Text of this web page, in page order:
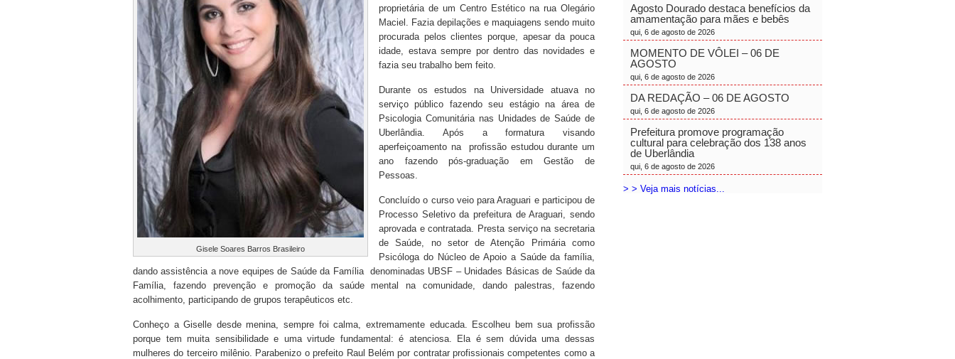
Gisele Soares Barros Brasileiro
proprietária de um Centro Estético na rua Olegário
Maciel. Fazia depilações e maquiagens sendo muito
procurada pelos clientes porque, apesar da pouca
idade, estava sempre por dentro das novidades e
fazia seu trabalho bem feito.
Durante os estudos na Universidade atuava no
serviço público fazendo seu estágio na área de
Psicologia Comunitária nas Unidades de Saúde de
Uberlândia. Após a formatura visando
aperfeiçoamento na profissão estudou durante um
ano fazendo pós-graduação em Gestão de
Pessoas.
Concluído o curso veio para Araguari e participou de
Processo Seletivo da prefeitura de Araguari, sendo
aprovada e contratada. Presta serviço na secretaria
de Saúde, no setor de Atenção Primária como
Psicóloga do Núcleo de Apoio a Saúde da família,
dando assistência a nove equipes de Saúde da Família denominadas UBSF – Unidades Básicas de Saúde da
Família, fazendo prevenção e promoção da saúde mental na comunidade, dando palestras, fazendo
acolhimento, participando de grupos terapêuticos etc.
Conheço a Giselle desde menina, sempre foi calma, extremamente educada. Escolheu bem sua profissão
porque tem muita sensibilidade e uma virtude fundamental: é atenciosa. Ela é sem dúvida uma dessas
mulheres do terceiro milênio. Parabenizo o prefeito Raul Belém por contratar profissionais competentes como a
Agosto Dourado destaca benefícios da
amamentação para mães e bebês
qui, 6 de agosto de 2026
MOMENTO DE VÔLEI – 06 DE
AGOSTO
qui, 6 de agosto de 2026
DA REDAÇÃO – 06 DE AGOSTO
qui, 6 de agosto de 2026
Prefeitura promove programação
cultural para celebração dos 138 anos
de Uberlândia
qui, 6 de agosto de 2026
> > Veja mais notícias...